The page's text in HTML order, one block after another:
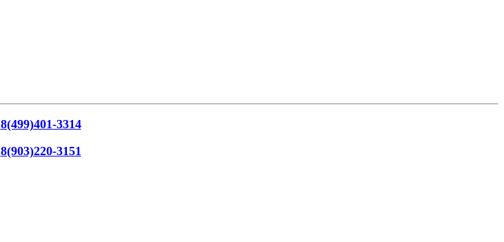
8(499)401-3314
8(903)220-3151